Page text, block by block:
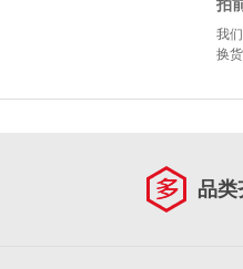
拍
我
换
品类